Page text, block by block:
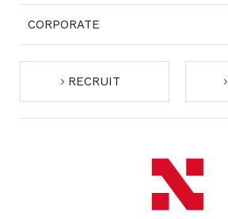
CORPORATE
RECRUIT